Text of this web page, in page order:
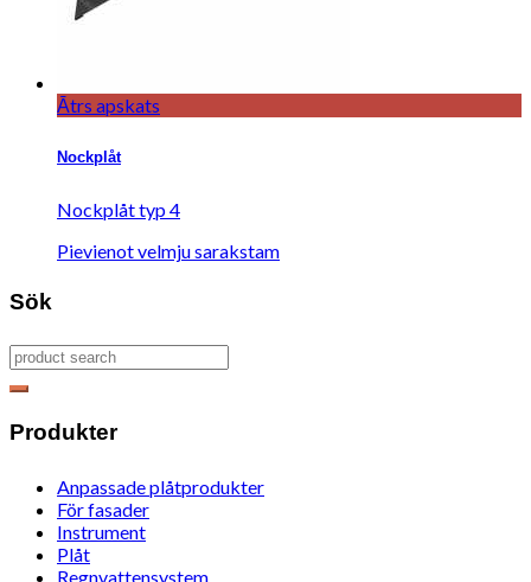
Ātrs apskats
Nockplåt
Nockplåt typ 4
Pievienot velmju sarakstam
Sök
Produkter
Anpassade plåtprodukter
För fasader
Instrument
Plåt
Regnvattensystem